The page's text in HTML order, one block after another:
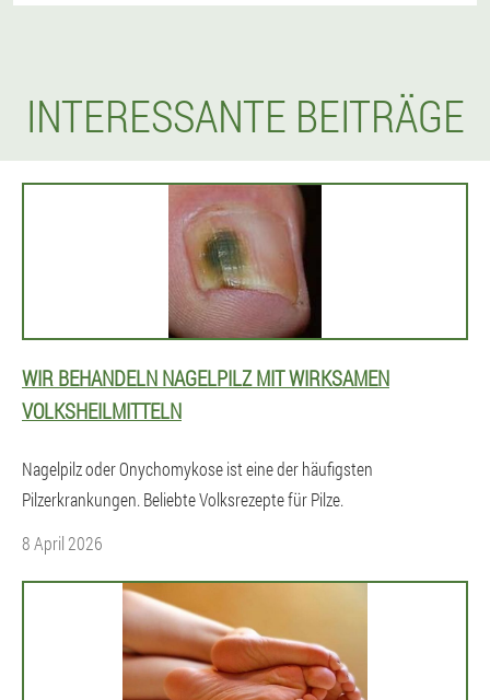
INTERESSANTE BEITRÄGE
WIR BEHANDELN NAGELPILZ MIT WIRKSAMEN
VOLKSHEILMITTELN
Nagelpilz oder Onychomykose ist eine der häufigsten
Pilzerkrankungen. Beliebte Volksrezepte für Pilze.
8 April 2026